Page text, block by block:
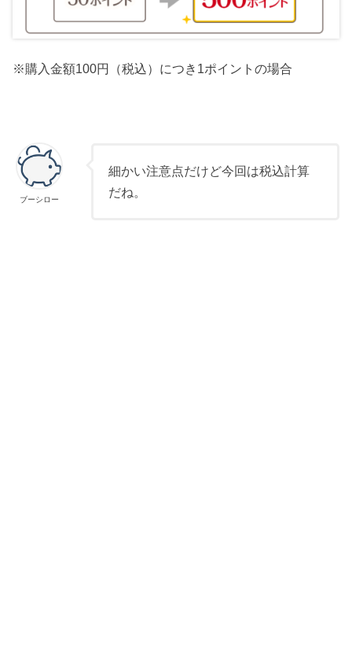
※購入金額100円（税込）につき1ポイントの場合
ブーシロー
細かい注意点だけど今回は税込計算
だね。